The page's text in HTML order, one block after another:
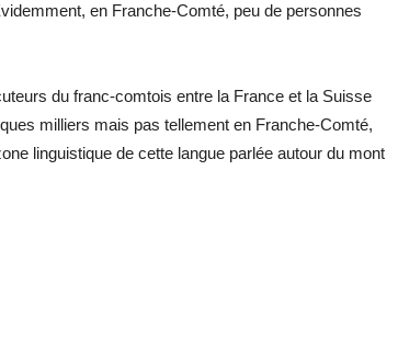
en Franche-Comté, peu de personnes
du franc-comtois entre la France et la Suisse
milliers mais pas tellement en Franche-Comté,
linguistique de cette langue parlée autour du mont